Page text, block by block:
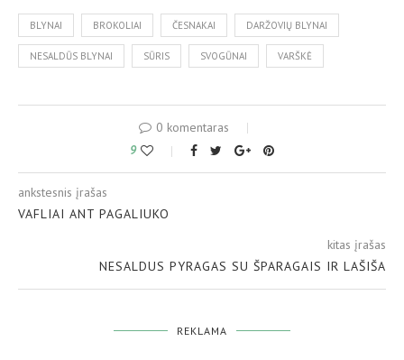
BLYNAI BROKOLIAI ČESNAKAI DARŽOVIŲ BLYNAI
NESALDŪS BLYNAI SŪRIS SVOGŪNAI VARŠKĖ
0 komentaras
9
ankstesnis įrašas
VAFLIAI ANT PAGALIUKO
kitas įrašas
NESALDUS PYRAGAS SU ŠPARAGAIS IR LAŠIŠA
REKLAMA